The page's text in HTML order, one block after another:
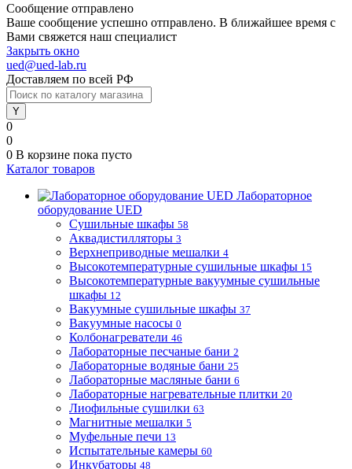
Сообщение отправлено
Ваше сообщение успешно отправлено. В ближайшее время с
Вами свяжется наш специалист
Закрыть окно
ued@ued-lab.ru
Доставляем по всей РФ
0
0
0 В корзине пока пусто
Каталог товаров
Лабораторное
оборудование UED
Сушильные шкафы 58
Аквадистилляторы 3
Верхнеприводные мешалки 4
Высокотемпературные сушильные шкафы 15
Высокотемпературные вакуумные сушильные
шкафы 12
Вакуумные сушильные шкафы 37
Вакуумные насосы 0
Колбонагреватели 46
Лабораторные песчаные бани 2
Лабораторные водяные бани 25
Лабораторные масляные бани 6
Лабораторные нагревательные плитки 20
Лиофильные сушилки 63
Магнитные мешалки 5
Муфельные печи 13
Испытательные камеры 60
Инкубаторы 48